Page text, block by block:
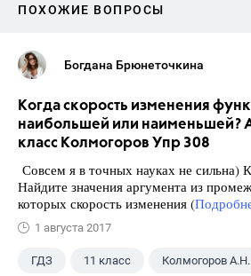
ПОХОЖИЕ ВОПРОСЫ
Богдана Брюнеточкина
Когда скорость изменения
наибольшей или наименьшей?
класс Колмогоров Упр 308
Совсем я в точных науках не сильна)
Найдите значения аргумента из
которых скорость изменения (
1 августа 2017
ГДЗ 11 класс Колмогоров А.Н.